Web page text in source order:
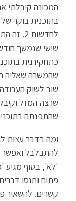
המכונה קיבלתי
בתוכנית בוקר
לחדשות
שישי שנמשך
כתחקירנית
שהמשרה שאליה
שוב לשוק
שרצה המזל
שהתפנתה
ומה בדבר עצות
להתבלבל ואפשר
'לא', בסוף מגיע
פתוח ותנסו
קשרים. להשאיר